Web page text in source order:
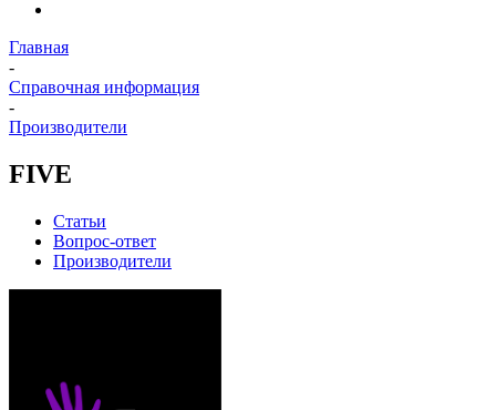
Главная
-
Справочная информация
-
Производители
FIVE
Статьи
Вопрос-ответ
Производители